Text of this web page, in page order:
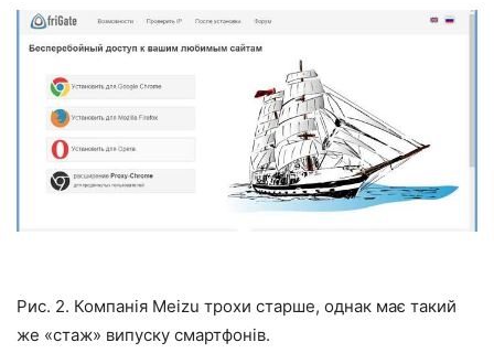
Рис. 2. Компанія Meizu трохи старше, однак має такий
же «стаж» випуску смартфонів.